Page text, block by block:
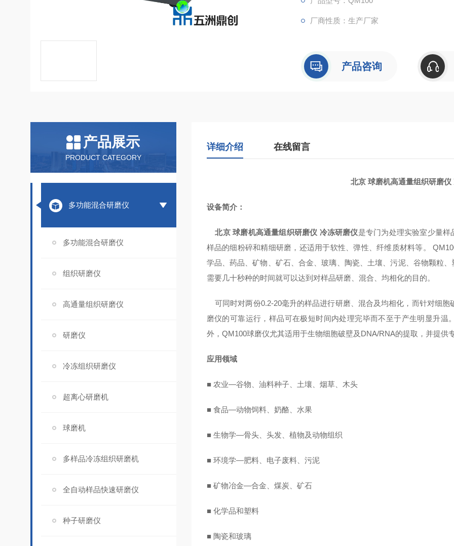
厂商性质：生产厂家
产品咨询
产品展示
PRODUCT CATEGORY
多功能混合研磨仪
多功能混合研磨仪
组织研磨仪
高通量组织研磨仪
研磨仪
冷冻组织研磨仪
超离心研磨机
球磨机
多样品冷冻组织研磨机
全自动样品快速研磨仪
种子研磨仪
详细介绍 在线留言
北京 球磨机高通量组织研磨仪
设备简介：
北京 球磨机高通量组织研磨仪 冷冻研磨仪是专门为处理实验室少量
样品的细粉碎和精细研磨，还适用于软性、弹性、纤维质材料等。
学品、药品、矿物、矿石、合金、玻璃、陶瓷、土壤、污泥、谷物颗粒
需要几十秒种的时间就可以达到对样品研磨、混合、均相化的目的。
可同时对两份0.2-20毫升的样品进行研磨、混合及均相化，而针对细
磨仪的可靠运行，样品可在极短时间内处理完毕而不至于产生明显升
外，QM100球磨仪尤其适用于生物细胞破壁及DNA/RNA的提取，并提供
应用领域
■ 农业—谷物、油料种子、土壤、烟草、木头
■ 食品—动物饲料、奶酪、水果
■ 生物学—骨头、头发、植物及动物组织
■ 环境学—肥料、电子废料、污泥
■ 矿物冶金—合金、煤炭、矿石
■ 化学品和塑料
■ 陶瓷和玻璃